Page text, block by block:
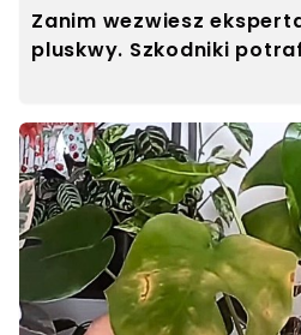
Zanim wezwiesz
pluskwy. Szkodniki